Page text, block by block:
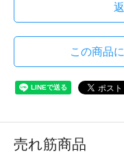
この商品
売れ筋商品